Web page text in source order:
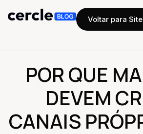
Voltar para Site
POR QUE
DEVEM
CANAIS